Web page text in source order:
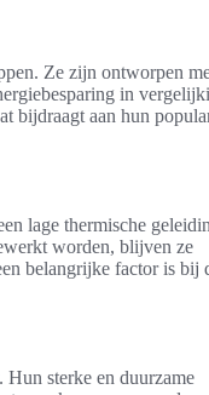
Ze zijn ontworpen
in
bijdraagt aan hun
lage thermische
worden, blijven ze
belangrijke factor is bij
sterke en duurzame